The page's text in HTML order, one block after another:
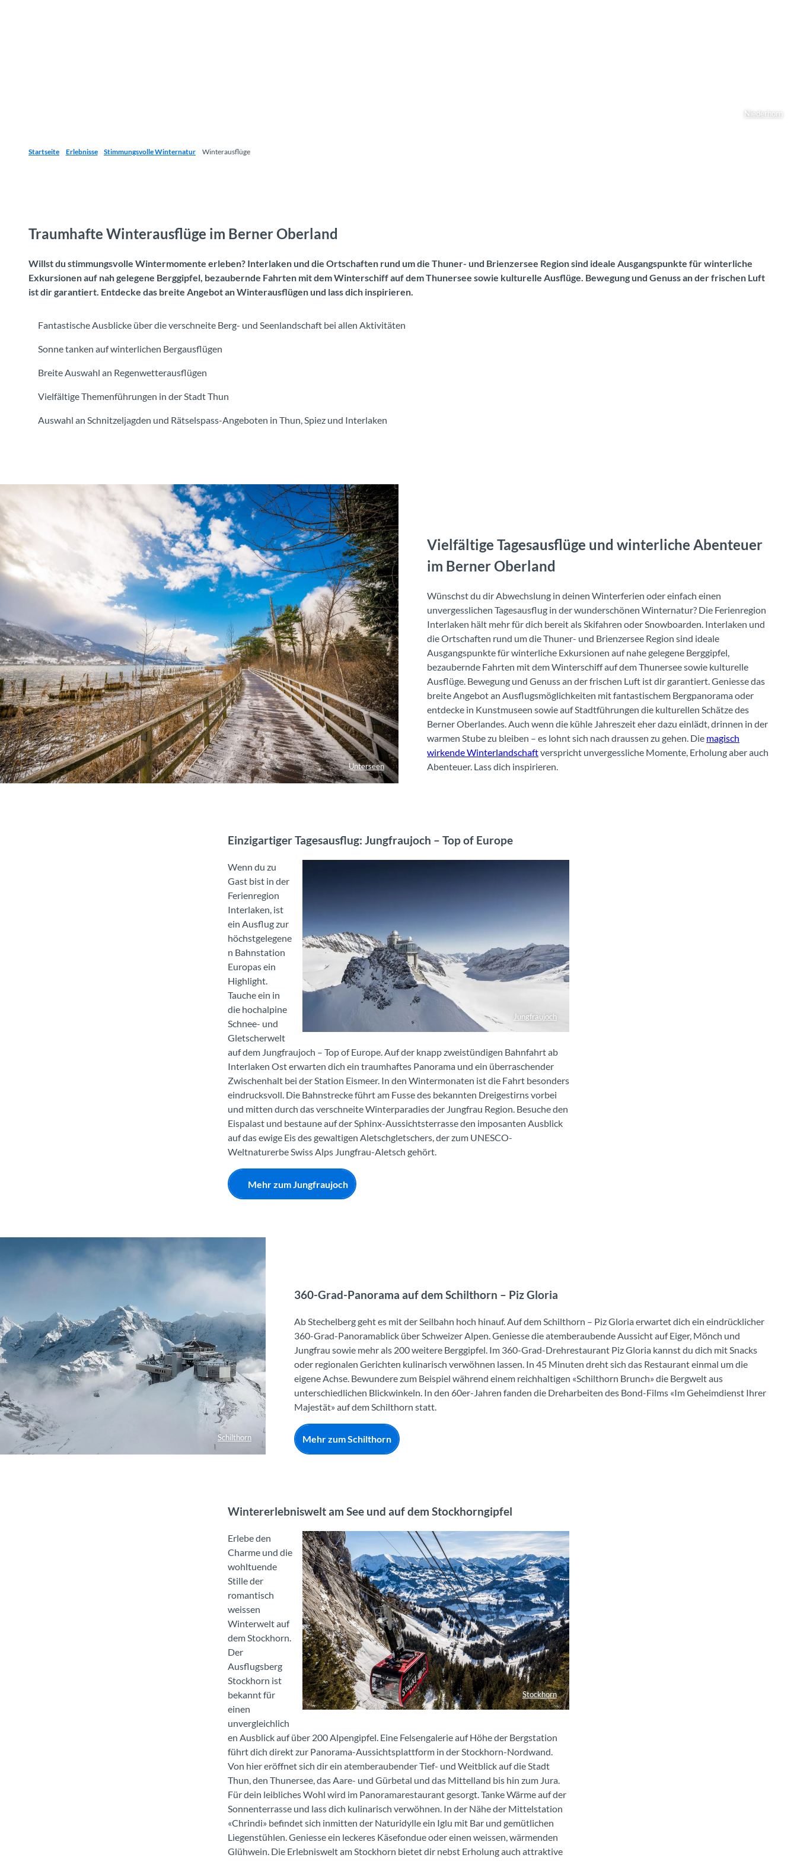
Niederhorn
Startseite Erlebnisse Stimmungsvolle Winternatur Winterausflüge
Traumhafte Winterausflüge im Berner Oberland
Willst du stimmungsvolle Wintermomente erleben? Interlaken und die Ortschaften rund um die Thuner- und Brienzersee Region sind ideale Ausgangspunkte für winterliche
Exkursionen auf nah gelegene Berggipfel, bezaubernde Fahrten mit dem Winterschiff auf dem Thunersee sowie kulturelle Ausflüge. Bewegung und Genuss an der frischen Luft
ist dir garantiert. Entdecke das breite Angebot an Winterausflügen und lass dich inspirieren.
Fantastische Ausblicke über die verschneite Berg- und Seenlandschaft bei allen Aktivitäten
Sonne tanken auf winterlichen Bergausflügen
Breite Auswahl an Regenwetterausflügen
Vielfältige Themenführungen in der Stadt Thun
Auswahl an Schnitzeljagden und Rätselspass-Angeboten in Thun, Spiez und Interlaken
Unterseen
Vielfältige Tagesausflüge und winterliche Abenteuer
im Berner Oberland
Wünschst du dir Abwechslung in deinen Winterferien oder einfach einen
unvergesslichen Tagesausflug in der wunderschönen Winternatur? Die Ferienregion
Interlaken hält mehr für dich bereit als Skifahren oder Snowboarden. Interlaken und
die Ortschaften rund um die Thuner- und Brienzersee Region sind ideale
Ausgangspunkte für winterliche Exkursionen auf nahe gelegene Berggipfel,
bezaubernde Fahrten mit dem Winterschiff auf dem Thunersee sowie kulturelle
Ausflüge. Bewegung und Genuss an der frischen Luft ist dir garantiert. Geniesse das
breite Angebot an Ausflugsmöglichkeiten mit fantastischem Bergpanorama oder
entdecke in Kunstmuseen sowie auf Stadtführungen die kulturellen Schätze des
Berner Oberlandes. Auch wenn die kühle Jahreszeit eher dazu einlädt, drinnen in der
warmen Stube zu bleiben – es lohnt sich nach draussen zu gehen. Die magisch
wirkende Winterlandschaftverspricht unvergessliche Momente, Erholung aber auch
Abenteuer. Lass dich inspirieren.
Einzigartiger Tagesausflug: Jungfraujoch – Top of Europe
Jungfraujoch
Jungfraujoch - Top of Europe
Wenn du zu
Gast bist in der
Ferienregion
Interlaken, ist
ein Ausflug zur
höchstgelegene
n Bahnstation
Europas ein
Highlight.
Tauche ein in
die hochalpine
Schnee- und
Gletscherwelt
auf dem Jungfraujoch – Top of Europe. Auf der knapp zweistündigen Bahnfahrt ab
Interlaken Ost erwarten dich ein traumhaftes Panorama und ein überraschender
Zwischenhalt bei der Station Eismeer. In den Wintermonaten ist die Fahrt besonders
eindrucksvoll. Die Bahnstrecke führt am Fusse des bekannten Dreigestirns vorbei
und mitten durch das verschneite Winterparadies der Jungfrau Region. Besuche den
Eispalast und bestaune auf der Sphinx-Aussichtsterrasse den imposanten Ausblick
auf das ewige Eis des gewaltigen Aletschgletschers, der zum UNESCO-
Weltnaturerbe Swiss Alps Jungfrau-Aletsch gehört.
Mehr zum Jungfraujoch
Schilthorn
360-Grad-Panorama auf dem Schilthorn – Piz Gloria
Ab Stechelberg geht es mit der Seilbahn hoch hinauf. Auf dem Schilthorn – Piz Gloria erwartet dich ein eindrücklicher
360-Grad-Panoramablick über Schweizer Alpen. Geniesse die atemberaubende Aussicht auf Eiger, Mönch und
Jungfrau sowie mehr als 200 weitere Berggipfel. Im 360-Grad-Drehrestaurant Piz Gloria kannst du dich mit Snacks
oder regionalen Gerichten kulinarisch verwöhnen lassen. In 45 Minuten dreht sich das Restaurant einmal um die
eigene Achse. Bewundere zum Beispiel während einem reichhaltigen «Schilthorn Brunch» die Bergwelt aus
unterschiedlichen Blickwinkeln. In den 60er-Jahren fanden die Dreharbeiten des Bond-Films «Im Geheimdienst Ihrer
Majestät» auf dem Schilthorn statt.
Mehr zum Schilthorn
Wintererlebniswelt am See und auf dem Stockhorngipfel
Stockhorn
Stockhorn Gondel Panorama Winter
Erlebe den
Charme und die
wohltuende
Stille der
romantisch
weissen
Winterwelt auf
dem Stockhorn.
Der
Ausflugsberg
Stockhorn ist
bekannt für
einen
unvergleichlich
en Ausblick auf über 200 Alpengipfel. Eine Felsengalerie auf Höhe der Bergstation
führt dich direkt zur Panorama-Aussichtsplattform in der Stockhorn-Nordwand.
Von hier eröffnet sich dir ein atemberaubender Tief- und Weitblick auf die Stadt
Thun, den Thunersee, das Aare- und Gürbetal und das Mittelland bis hin zum Jura.
Für dein leibliches Wohl wird im Panoramarestaurant gesorgt. Tanke Wärme auf der
Sonnenterrasse und lass dich kulinarisch verwöhnen. In der Nähe der Mittelstation
«Chrindi» befindet sich inmitten der Naturidylle ein Iglu mit Bar und gemütlichen
Liegenstühlen. Geniesse ein leckeres Käsefondue oder einen weissen, wärmenden
Glühwein. Die Erlebniswelt am Stockhorn bietet dir nebst Erholung auch attraktive